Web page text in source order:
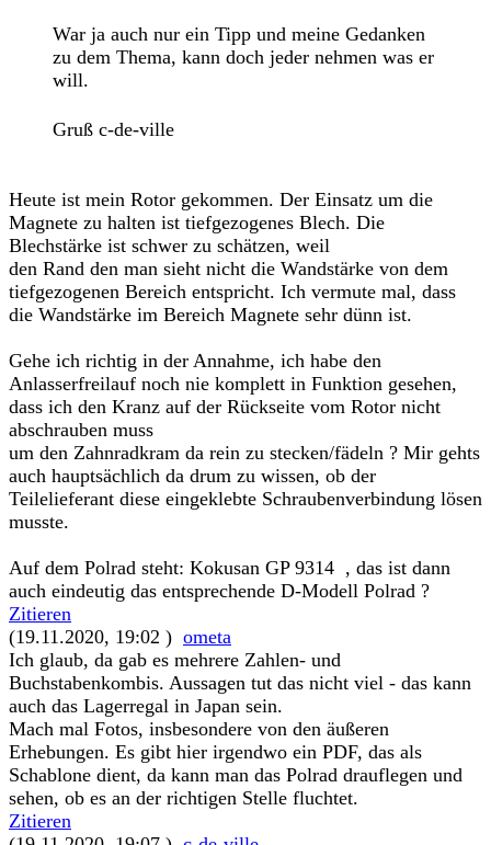
War ja auch nur ein Tipp und meine Gedanken
zu dem Thema, kann doch jeder nehmen was er
will.
Gruß c-de-ville
Heute ist mein Rotor gekommen. Der Einsatz um die
Magnete zu halten ist tiefgezogenes Blech. Die
Blechstärke ist schwer zu schätzen, weil
den Rand den man sieht nicht die Wandstärke von dem
tiefgezogenen Bereich entspricht. Ich vermute mal, dass
die Wandstärke im Bereich Magnete sehr dünn ist.
Gehe ich richtig in der Annahme, ich habe den
Anlasserfreilauf noch nie komplett in Funktion gesehen,
dass ich den Kranz auf der Rückseite vom Rotor nicht
abschrauben muss
um den Zahnradkram da rein zu stecken/fädeln ? Mir gehts
auch hauptsächlich da drum zu wissen, ob der
Teilelieferant diese eingeklebte Schraubenverbindung lösen
musste.
Auf dem Polrad steht: Kokusan GP 9314 , das ist dann
auch eindeutig das entsprechende D-Modell Polrad ?
Zitieren
(19.11.2020, 19:02 ) ometa
Ich glaub, da gab es mehrere Zahlen- und
Buchstabenkombis. Aussagen tut das nicht viel - das kann
auch das Lagerregal in Japan sein.
Mach mal Fotos, insbesondere von den äußeren
Erhebungen. Es gibt hier irgendwo ein PDF, das als
Schablone dient, da kann man das Polrad drauflegen und
sehen, ob es an der richtigen Stelle fluchtet.
Zitieren